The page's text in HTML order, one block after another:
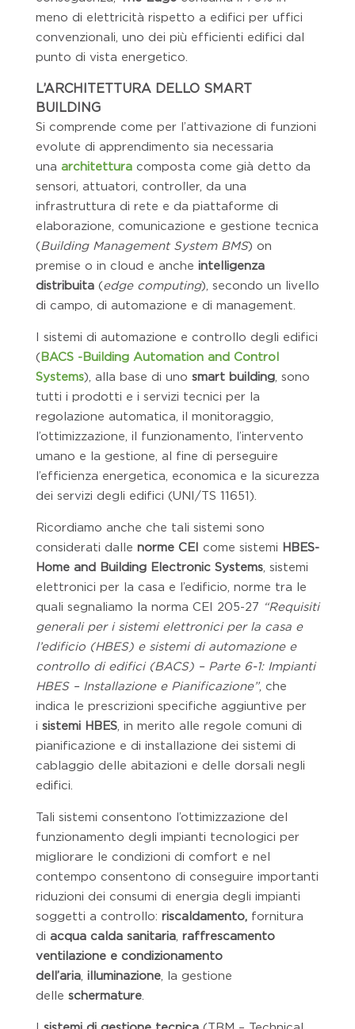
meno di elettricità rispetto a edifici per uffici
convenzionali, uno dei più efficienti edifici dal
punto di vista energetico.
L’ARCHITETTURA DELLO SMART
BUILDING
Si comprende come per l’attivazione di funzioni
evolute di apprendimento sia necessaria
una architetturacomposta come già detto da
sensori, attuatori, controller, da una
infrastruttura di rete e da piattaforme di
elaborazione, comunicazione e gestione tecnica
(Building Management System BMS) on
premise o in cloud e anche intelligenza
distribuita (edge computing), secondo un livello
di campo, di automazione e di management.
I sistemi di automazione e controllo degli edifici
(BACS -Building Automation and Control
Systems), alla base di uno smart building, sono
tutti i prodotti e i servizi tecnici per la
regolazione automatica, il monitoraggio,
l’ottimizzazione, il funzionamento, l’intervento
umano e la gestione, al fine di perseguire
l’efficienza energetica, economica e la sicurezza
dei servizi degli edifici (UNI/TS 11651).
Ricordiamo anche che tali sistemi sono
considerati dalle norme CEI come sistemi HBES-
Home and Building Electronic Systems, sistemi
elettronici per la casa e l’edificio, norme tra le
quali segnaliamo la norma CEI 205-27 “Requisiti
generali per i sistemi elettronici per la casa e
l’edificio (HBES) e sistemi di automazione e
controllo di edifici (BACS) – Parte 6-1: Impianti
HBES – Installazione e Pianificazione”, che
indica le prescrizioni specifiche aggiuntive per
i sistemi HBES, in merito alle regole comuni di
pianificazione e di installazione dei sistemi di
cablaggio delle abitazioni e delle dorsali negli
edifici.
Tali sistemi consentono l’ottimizzazione del
funzionamento degli impianti tecnologici per
migliorare le condizioni di comfort e nel
contempo consentono di conseguire importanti
riduzioni dei consumi di energia degli impianti
soggetti a controllo: riscaldamento, fornitura
di acqua calda sanitaria, raffrescamento
ventilazione e condizionamento
dell’aria, illuminazione, la gestione
delle schermature.